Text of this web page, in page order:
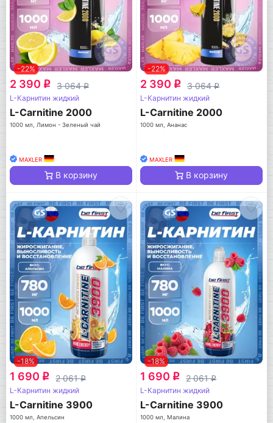
-22%
2 390 q 3 064q
L-Карнитин жидкий
L-Carnitine 2000
1000 мл, Лимон - Зеленый чай
MAXLER
В корзину
-22%
2 390 q 3 064q
L-Карнитин жидкий
L-Carnitine 2000
1000 мл, Ананас
MAXLER
В корзину
-18%
1 690 q 2 061q
L-Карнитин жидкий
L-Carnitine 3900
1000 мл, Апельсин
-18%
1 690 q 2 061q
L-Карнитин жидкий
L-Carnitine 3900
1000 мл, Малина